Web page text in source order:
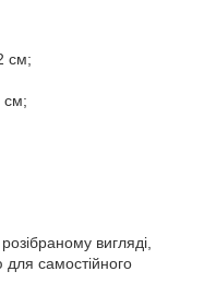
см;
см;
вигляді,
для самостійного